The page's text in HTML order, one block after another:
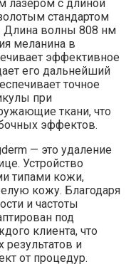
лазером с длиной
стандартом
Длина волны 808 нм
меланина в
эффективное
его дальнейший
точное
при
ткани, что
эффектов.
— это удаление
Устройство
типами кожи,
кожу. Благодаря
и частоты
под
клиента, что
результатов и
от процедур.